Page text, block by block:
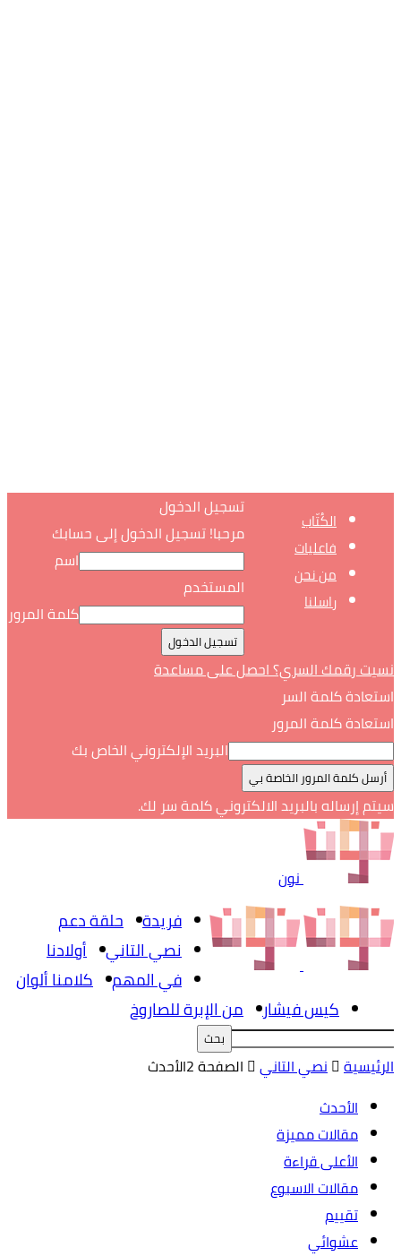
الكُتّاب
فاعليات
من نحن
راسلنا
تسجيل الدخول
مرحبا! تسجيل الدخول إلى حسابك
اسم
المستخدم
كلمة المرور
نسيت رقمك السري؟ احصل على مساعدة
استعادة كلمة السر
استعادة كلمة المرور
البريد الإلكتروني الخاص بك
سيتم إرساله بالبريد الالكتروني كلمة سر لك.
نون
فريدة
حلقة دعم
نصي التاني
أولادنا
في المهم
كلامنا ألوان
كيس فيشار
من الإبرة للصاروخ
الرئيسية نصي التاني الصفحة 2 الأحدث
الأحدث
مقالات مميزة
الأعلى قراءة
مقالات الاسبوع
تقييم
عشوائي